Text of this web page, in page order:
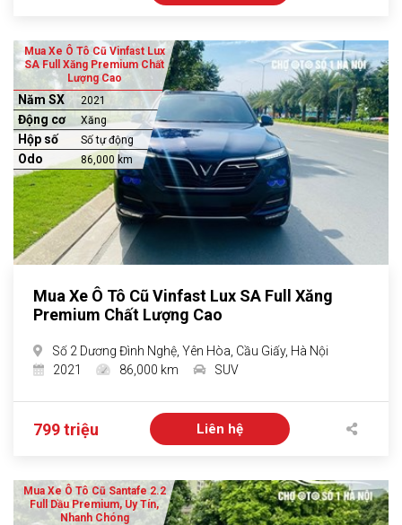
Mua Xe Ô Tô Cũ Vinfast Lux
SA Full Xăng Premium Chất
Lượng Cao
Năm SX 2021
Động cơ Xăng
Hộp số Số tự động
Odo 86,000 km
Mua Xe Ô Tô Cũ Vinfast Lux SA Full Xăng
Premium Chất Lượng Cao
Số 2 Dương Đình Nghệ, Yên Hòa, Cầu Giấy, Hà Nội
2021
86,000 km SUV
799 triệu Liên hệ
Mua Xe Ô Tô Cũ Santafe 2.2
Full Dầu Premium, Uy Tín,
Nhanh Chóng